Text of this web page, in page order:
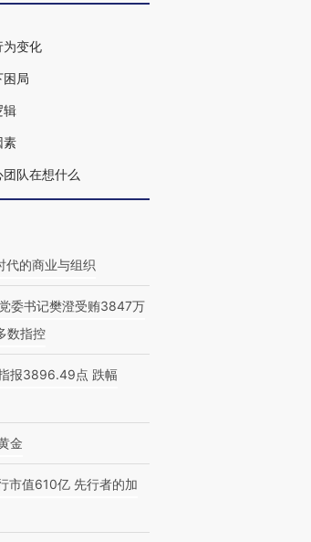
为变化
困局
辑
素
队在想什么
代的商业与组织
委书记樊澄受贿3847万
数指控
报3896.49点 跌幅
金
市值610亿 先行者的加